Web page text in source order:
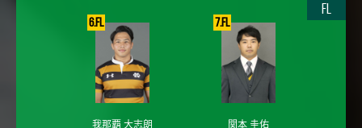
6.FL
我那覇 大志朗
7.FL
関本 圭佑
FL